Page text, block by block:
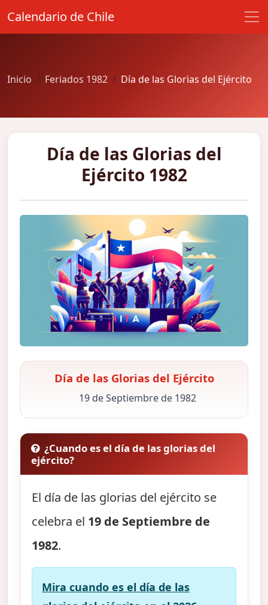
Calendario de Chile
Inicio Feriados 1982 Día de las Glorias del Ejército
Día de las Glorias del
Ejército 1982
Día de las Glorias del Ejército
19 de Septiembre de 1982
¿Cuando es el día de las glorias del
ejército?
El día de las glorias del ejército se
celebra el 19 de Septiembre de
1982.
Mira cuando es el día de las